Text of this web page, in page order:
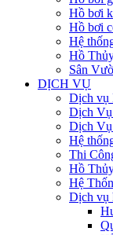
Hồ bơi
Hồ bơi
Hệ
Hồ
Sân
DỊCH VỤ
Dịch vụ
Dịch Vụ
Dịch
Hệ
Thi
Hồ
Hệ
Dịch vụ